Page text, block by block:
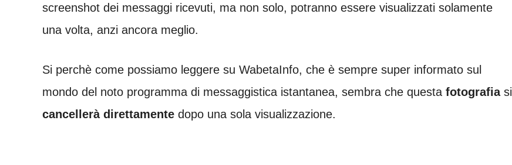
screenshot dei messaggi ricevuti, ma non solo, potranno essere visualizzati solamente
una volta, anzi ancora meglio.
Si perchè come possiamo leggere su WabetaInfo, che è sempre super informato sul
mondo del noto programma di messaggistica istantanea, sembra che questa fotografiasi
cancellerà direttamente dopo una sola visualizzazione.